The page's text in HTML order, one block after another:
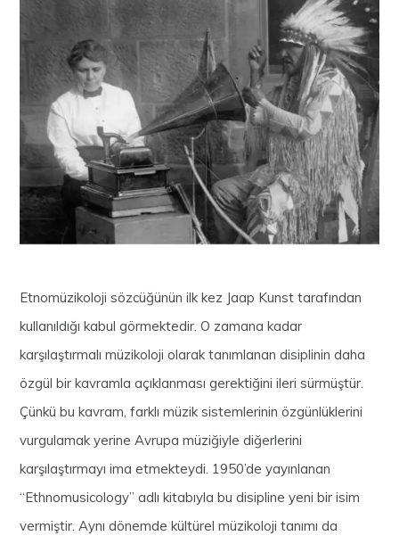
Etnomüzikoloji sözcüğünün ilk kez Jaap Kunst tarafından
kullanıldığı kabul görmektedir. O zamana kadar
karşılaştırmalı müzikoloji olarak tanımlanan disiplinin daha
özgül bir kavramla açıklanması gerektiğini ileri sürmüştür.
Çünkü bu kavram, farklı müzik sistemlerinin özgünlüklerini
vurgulamak yerine Avrupa müziğiyle diğerlerini
karşılaştırmayı ima etmekteydi. 1950’de yayınlanan
“Ethnomusicology” adlı kitabıyla bu disipline yeni bir isim
vermiştir. Aynı dönemde kültürel müzikoloji tanımı da